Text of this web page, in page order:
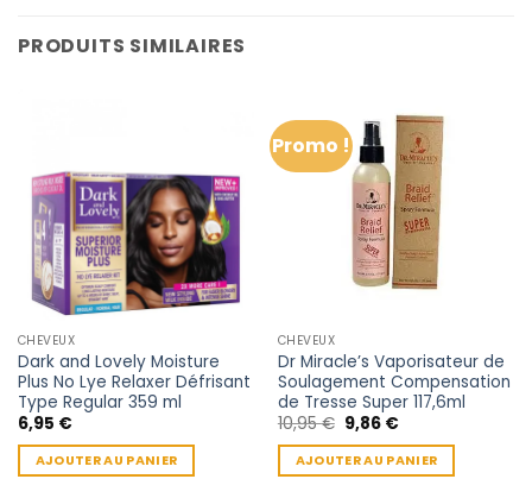
PRODUITS SIMILAIRES
CHEVEUX
Dark and Lovely Moisture
Plus No Lye Relaxer Défrisant
Type Regular 359 ml
6,95 €
AJOUTER AU PANIER
Promo !
CHEVEUX
Dr Miracle’s Vaporisateur de
Soulagement Compensation
de Tresse Super 117,6ml
10,95€ Le
prix
initial
était :
10,95 €.
9,86 €Le
actuel
est :
9,86 €.
AJOUTER AU PANIER